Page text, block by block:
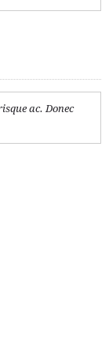
ac. Donec